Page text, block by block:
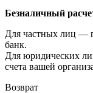
Безналичный
Для частных лиц —
банк.
Для юридических
счета вашей
Возврат